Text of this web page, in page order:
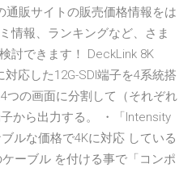
販サイトの販売価格情報をは
情報、ランキングなど、さま
討できます！ DeckLink 8K
応した12G-SDI端子を4系統搭
つの画面に分割して（それぞれ
から出力する。 ・「Intensity
ルな価格で4Kに対応 している
ーブル を付ける事で「コンポ